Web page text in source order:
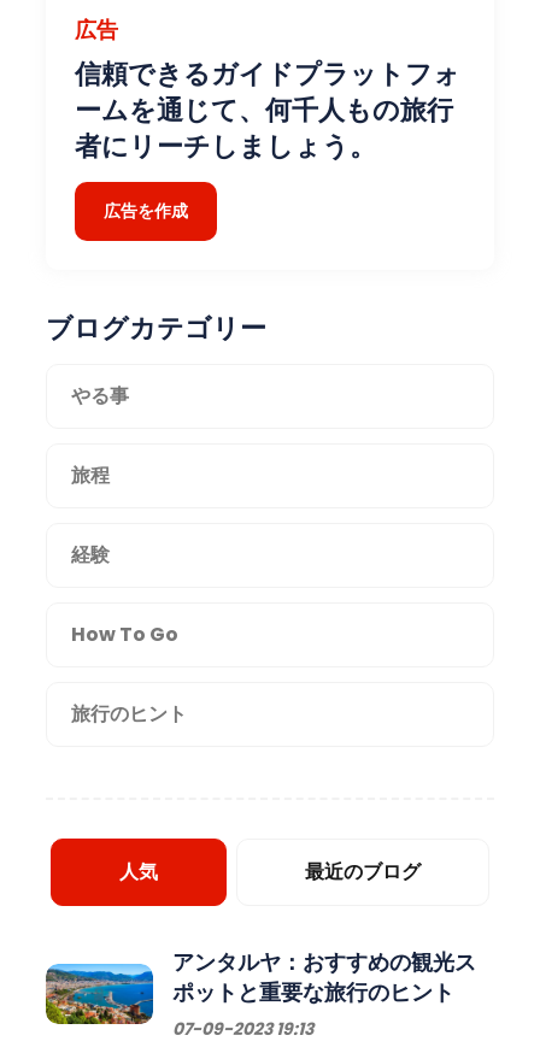
広告
信頼できるガイドプラットフォ
ームを通じて、何千人もの旅行
者にリーチしましょう。
広告を作成
ブログカテゴリー
やる事
旅程
経験
How To Go
旅行のヒント
人気 最近のブログ
アンタルヤ：おすすめの観光ス
ポットと重要な旅行のヒント
07-09-2023 19:13